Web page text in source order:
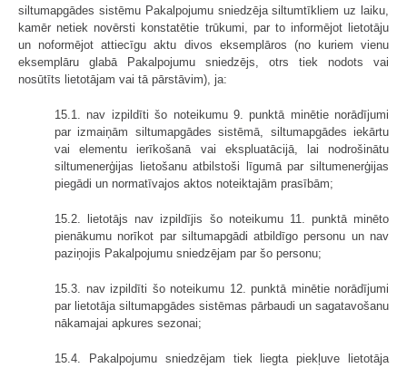
siltumapgādes sistēmu Pakalpojumu sniedzēja siltumtīkliem uz laiku,
kamēr netiek novērsti konstatētie trūkumi, par to informējot lietotāju
un noformējot attiecīgu aktu divos eksemplāros (no kuriem vienu
eksemplāru glabā Pakalpojumu sniedzējs, otrs tiek nodots vai
nosūtīts lietotājam vai tā pārstāvim), ja:
15.1. nav izpildīti šo noteikumu 9. punktā minētie norādījumi
par izmaiņām siltumapgādes sistēmā, siltumapgādes iekārtu
vai elementu ierīkošanā vai ekspluatācijā, lai nodrošinātu
siltumenerģijas lietošanu atbilstoši līgumā par siltumenerģijas
piegādi un normatīvajos aktos noteiktajām prasībām;
15.2. lietotājs nav izpildījis šo noteikumu 11. punktā minēto
pienākumu norīkot par siltumapgādi atbildīgo personu un nav
paziņojis Pakalpojumu sniedzējam par šo personu;
15.3. nav izpildīti šo noteikumu 12. punktā minētie norādījumi
par lietotāja siltumapgādes sistēmas pārbaudi un sagatavošanu
nākamajai apkures sezonai;
15.4. Pakalpojumu sniedzējam tiek liegta piekļuve lietotāja